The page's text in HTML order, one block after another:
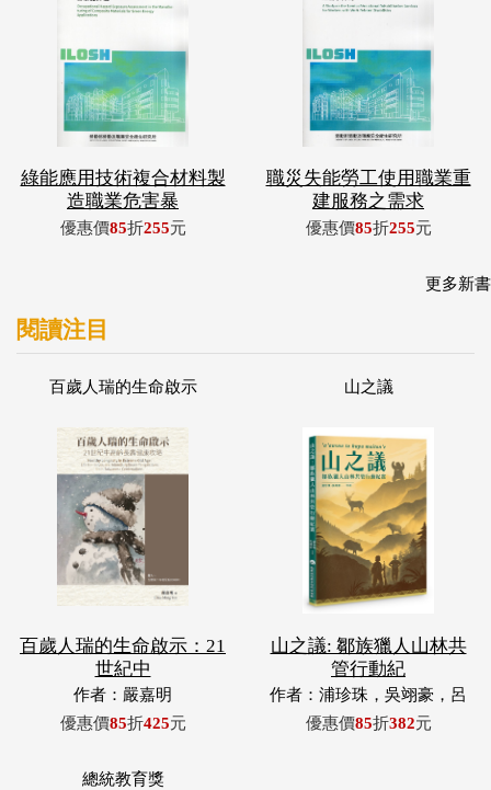
綠能應用技術複合材料製
造職業危害暴
優惠價85折255元
職災失能勞工使用職業重
建服務之需求
優惠價85折255元
更多新書
閱讀注目
百歲人瑞的生命啟示
百歲人瑞的生命啟示：21
世紀中
作者：嚴嘉明
優惠價85折425元
山之議
山之議: 鄒族獵人山林共
管行動紀
作者：浦珍珠，吳翊豪，呂
翊齊，張惠東，許玉青，王
優惠價85折382元
總統教育獎